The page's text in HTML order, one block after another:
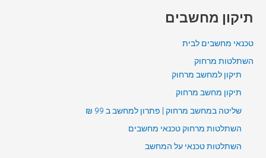
תיקון מחשבים
טכנאי מחשבים לבית
השתלטות מרחוק
תיקון למחשב מרחוק
תיקון מחשב מרחוק
שליטה במחשב מרחוק | פתרון למחשב ב 99 ₪
השתלטות מרחוק טכנאי מחשבים
השתלטות טכנאי על המחשב